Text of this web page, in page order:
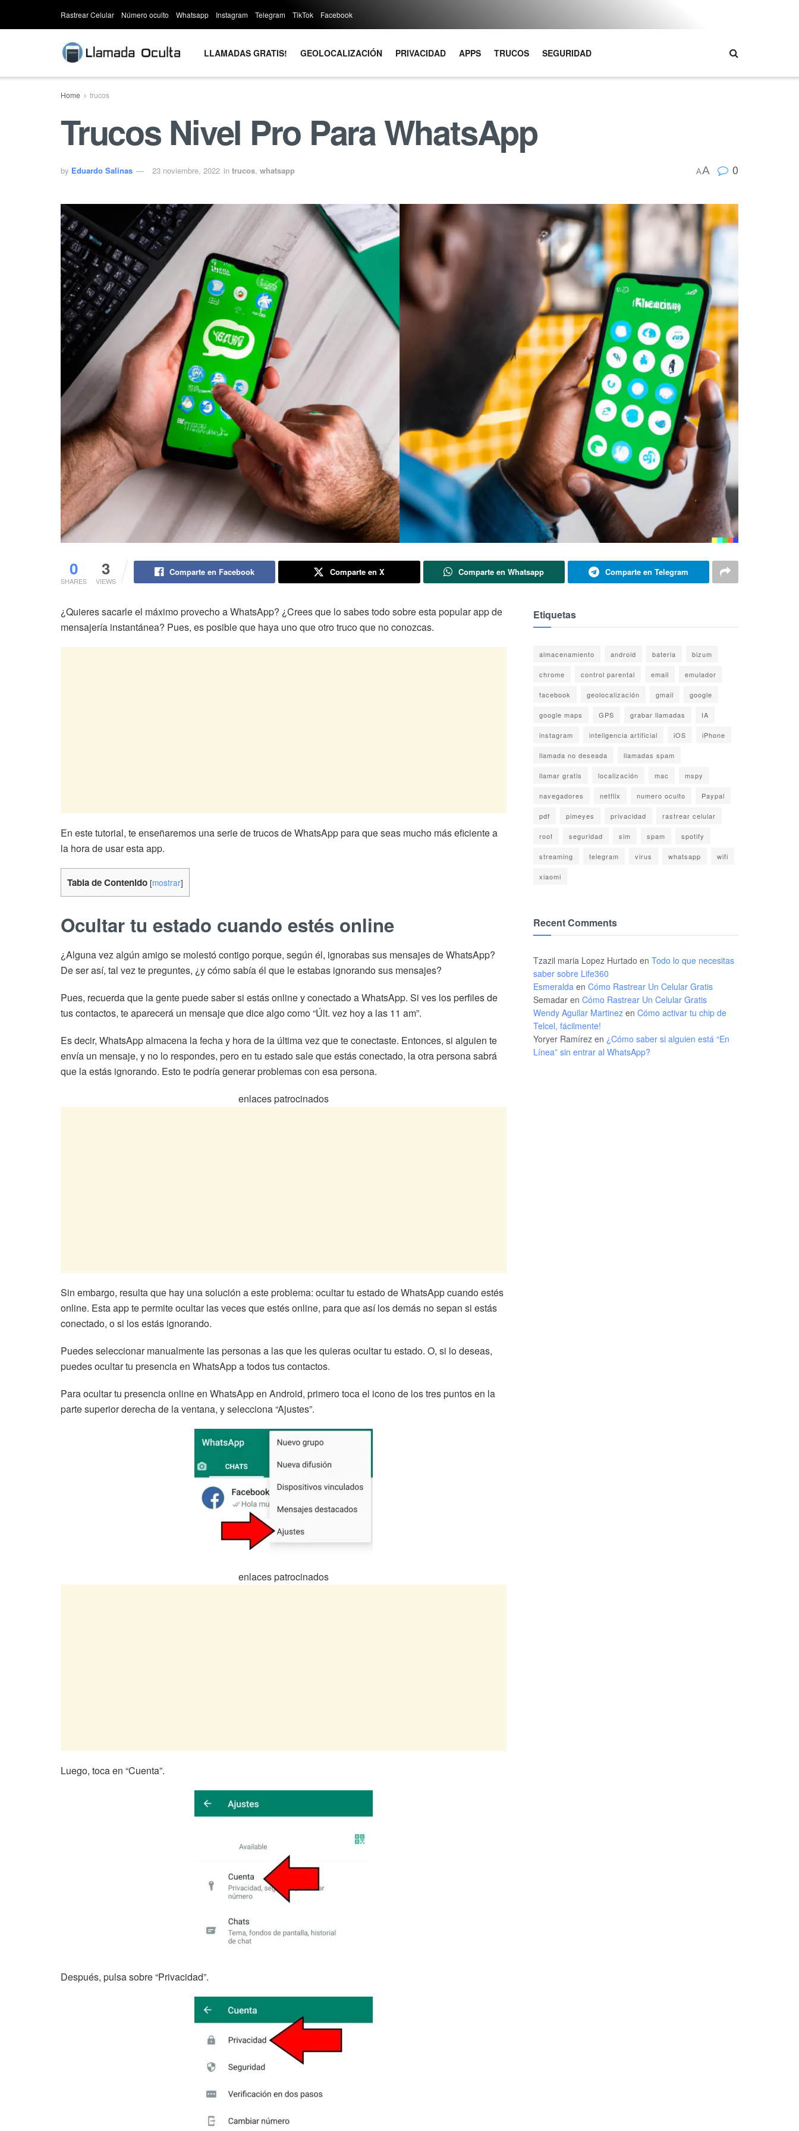
Rastrear Celular Número oculto Whatsapp Instagram Telegram TikTok Facebook
LLAMADAS GRATIS! GEOLOCALIZACIÓN PRIVACIDAD APPS TRUCOS SEGURIDAD
Home trucos
Trucos Nivel Pro Para WhatsApp
by Eduardo Salinas 23 noviembre, 2022 in trucos, whatsapp AA 0
0
SHARES
3
VIEWS
Comparte en Facebook Comparte en X Comparte en Whatsapp Comparte en Telegram
¿Quieres sacarle el máximo provecho a WhatsApp? ¿Crees que lo sabes todo sobre esta popular app de
mensajería instantánea? Pues, es posible que haya uno que otro truco que no conozcas.
En este tutorial, te enseñaremos una serie de trucos de WhatsApp para que seas mucho más eficiente a
la hora de usar esta app.
Tabla de Contenido [mostrar]
Ocultar tu estado cuando estés online
¿Alguna vez algún amigo se molestó contigo porque, según él, ignorabas sus mensajes de WhatsApp?
De ser así, tal vez te preguntes, ¿y cómo sabía él que le estabas ignorando sus mensajes?
Pues, recuerda que la gente puede saber si estás online y conectado a WhatsApp. Si ves los perfiles de
tus contactos, te aparecerá un mensaje que dice algo como “Últ. vez hoy a las 11 am”.
Es decir, WhatsApp almacena la fecha y hora de la última vez que te conectaste. Entonces, si alguien te
envía un mensaje, y no lo respondes, pero en tu estado sale que estás conectado, la otra persona sabrá
que la estás ignorando. Esto te podría generar problemas con esa persona.
enlaces patrocinados
Sin embargo, resulta que hay una solución a este problema: ocultar tu estado de WhatsApp cuando estés
online. Esta app te permite ocultar las veces que estés online, para que así los demás no sepan si estás
conectado, o si los estás ignorando.
Puedes seleccionar manualmente las personas a las que les quieras ocultar tu estado. O, si lo deseas,
puedes ocultar tu presencia en WhatsApp a todos tus contactos.
Para ocultar tu presencia online en WhatsApp en Android, primero toca el icono de los tres puntos en la
parte superior derecha de la ventana, y selecciona “Ajustes”.
enlaces patrocinados
Luego, toca en “Cuenta”.
Después, pulsa sobre “Privacidad”.
Etiquetas
almacenamiento android bateria bizum
chrome control parental email emulador
facebook geolocalización gmail google
google maps GPS grabar llamadas IA
instagram inteligencia artificial iOS iPhone
llamada no deseada llamadas spam
llamar gratis localización mac mspy
navegadores netflix numero oculto Paypal
pdf pimeyes privacidad rastrear celular
root seguridad sim spam spotify
streaming telegram virus whatsapp wifi
xiaomi
Recent Comments
Tzazil maria Lopez Hurtado en Todo lo que necesitas
saber sobre Life360
Esmeralda en Cómo Rastrear Un Celular Gratis
Semadar en Cómo Rastrear Un Celular Gratis
Wendy Aguilar Martinez en Cómo activar tu chip de
Telcel, fácilmente!
Yoryer Ramírez en ¿Cómo saber si alguien está “En
Línea” sin entrar al WhatsApp?